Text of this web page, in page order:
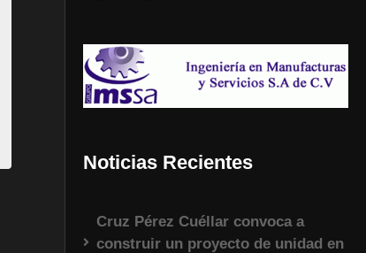
Noticias Recientes
Cruz Pérez Cuéllar convoca a
construir un proyecto de unidad en